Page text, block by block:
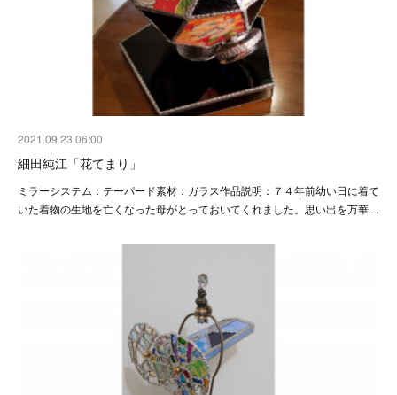
2021.09.23 06:00
細田純江「花てまり」
ミラーシステム：テーパード素材：ガラス作品説明：７４年前幼い日に着て
いた着物の生地を亡くなった母がとっておいてくれました。思い出を万華…